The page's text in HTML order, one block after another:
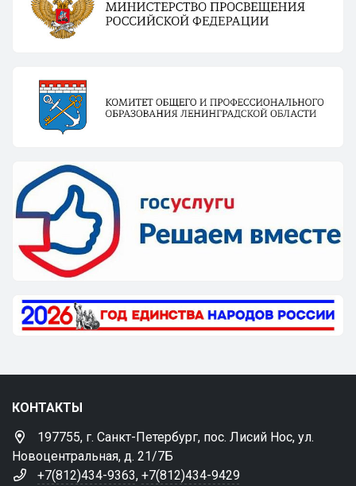
КОНТАКТЫ
197755, г. Санкт-Петербург, пос. Лисий Нос, ул.
Новоцентральная, д. 21/7Б
+7(812)434-9363, +7(812)434-9429